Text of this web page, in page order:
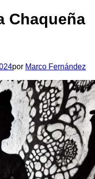
Chaqueña
por Marco Fernández